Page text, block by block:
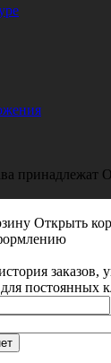
Открыть
заказов,
постоянных